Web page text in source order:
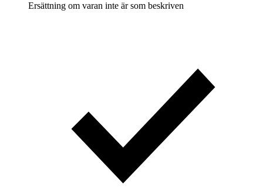
Ersättning om varan inte är som beskriven